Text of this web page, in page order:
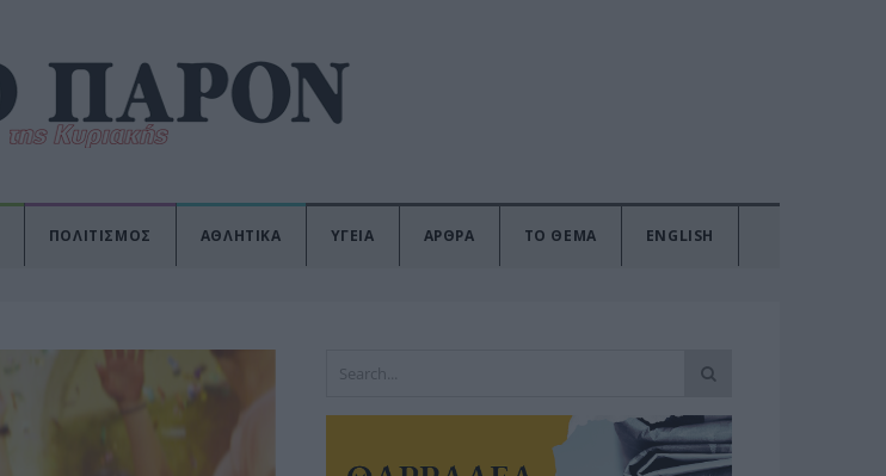
ΠΟΛΙΤΙΣΜΟΣ ΑΘΛΗΤΙΚΑ ΥΓΕΙΑ ΑΡΘΡΑ ΤΟ ΘΕΜΑ ENGLISH